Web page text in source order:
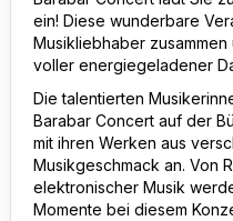
ein! Diese wunderbare
Musikliebhaber
voller energiegeladener
Die talentierten
Barabar Concert auf der
mit ihren Werken aus
Musikgeschmack an. Von
elektronischer Musik
Momente bei diesem